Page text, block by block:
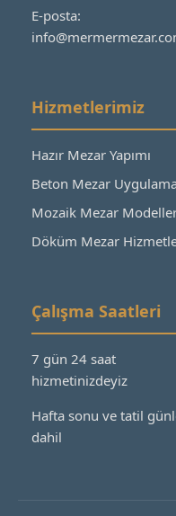
E-posta:
Hizmetlerimiz
Hazır Mezar Yapımı
Beton Mezar
Mozaik Mezar
Döküm Mezar
Çalışma Saatleri
7 gün 24 saat
hizmetinizdeyiz
Hafta sonu ve tatil
dahil